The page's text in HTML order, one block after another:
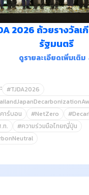
2026 ถ้วยรางวัลเ
รัฐมนตรี
ดูรายละเอียดเพิ่มเติม
#TJDA2026
าร์บอน
#NetZero
ท.
#ความร่วมมือไทยญี่ปุ่น